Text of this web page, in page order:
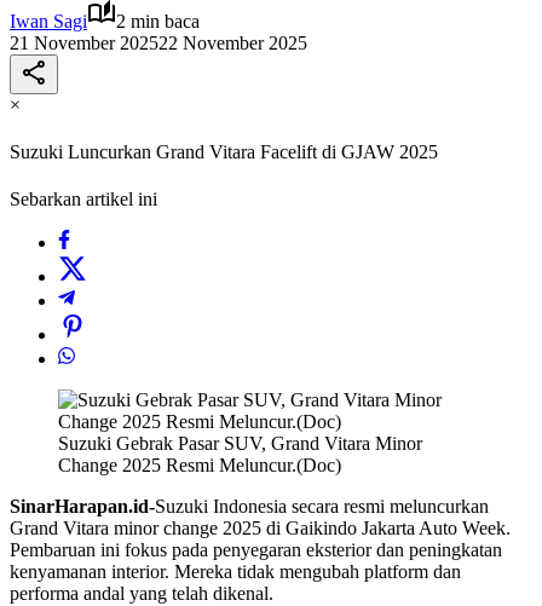
Iwan Sagi
2 min baca
21 November 202522 November 2025
×
Suzuki Luncurkan Grand Vitara Facelift di GJAW 2025
Sebarkan artikel ini
Suzuki Gebrak Pasar SUV, Grand Vitara Minor
Change 2025 Resmi Meluncur.(Doc)
SinarHarapan.id-Suzuki Indonesia secara resmi meluncurkan
Grand Vitara minor change 2025 di Gaikindo Jakarta Auto Week.
Pembaruan ini fokus pada penyegaran eksterior dan peningkatan
kenyamanan interior. Mereka tidak mengubah platform dan
performa andal yang telah dikenal.